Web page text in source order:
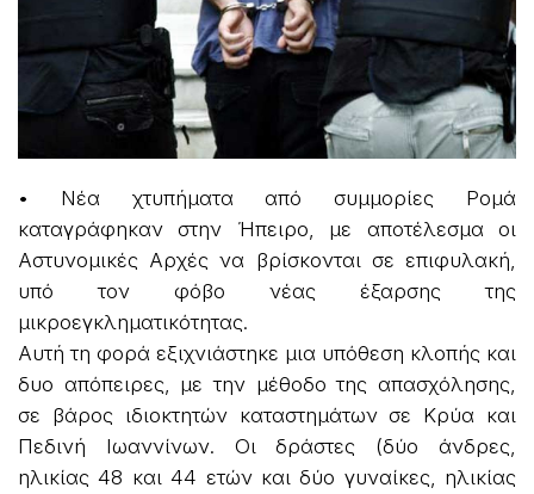
• Νέα χτυπήματα από συμμορίες Ρομά
καταγράφηκαν στην Ήπειρο, με αποτέλεσμα οι
Αστυνομικές Αρχές να βρίσκονται σε επιφυλακή,
υπό τον φόβο νέας έξαρσης της
μικροεγκληματικότητας.
Αυτή τη φορά εξιχνιάστηκε μια υπόθεση κλοπής και
δυο απόπειρες, με την μέθοδο της απασχόλησης,
σε βάρος ιδιοκτητών καταστημάτων σε Κρύα και
Πεδινή Ιωαννίνων. Οι δράστες (δύο άνδρες,
ηλικίας 48 και 44 ετών και δύο γυναίκες, ηλικίας